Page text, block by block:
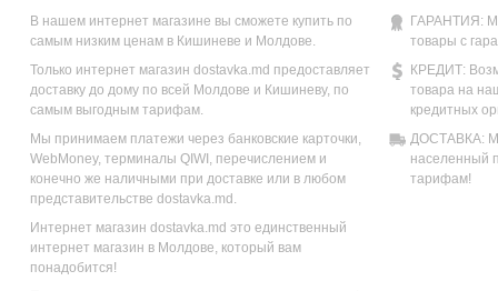
В нашем интернет магазине вы сможете купить по
самым низким ценам в Кишиневе и Молдове.
Только интернет магазин dostavka.md предоставляет
доставку до дому по всей Молдове и Кишиневу, по
самым выгодным тарифам.
Мы принимаем платежи через банковские карточки,
WebMoney, терминалы QIWI, перечислением и
конечно же наличными при доставке или в любом
представительстве dostavka.md.
Интернет магазин dostavka.md это единственный
интернет магазин в Молдове, который вам
понадобится!
ГАРАНТИЯ:
товары с
КРЕДИТ:
товара на
кредитных
ДОСТАВКА:
населенный
тарифам!